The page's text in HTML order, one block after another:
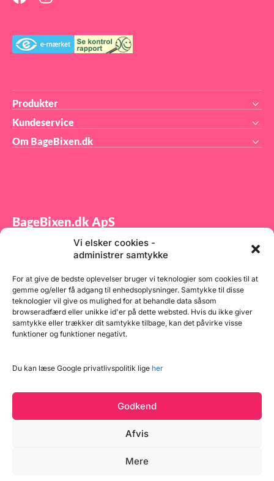
Vi elsker cookies -
administrer samtykke
For at give de bedste oplevelser bruger vi teknologier som cookies til at
gemme og/eller få adgang til enhedsoplysninger. Samtykke til disse
teknologier vil give os mulighed for at behandle data såsom
browseradfærd eller unikke id'er på dette websted. Hvis du ikke giver
samtykke eller trækker dit samtykke tilbage, kan det påvirke visse
funktioner og funktioner negativt.
Du kan læse Google privatlivspolitik lige her
Godkend
Afvis
Mere
Produkter
Kundeservice
Om BageBixen.dk
BageBixen.dk ApS
Tilmeld dig vores nyhedsbrev og modtag gode tilbud
samt spændende produktnyheder direkte i din
Copyright © 2026 BageBixen.dk